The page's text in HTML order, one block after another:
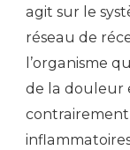
agit sur le
réseau de
l’organisme
de la douleur